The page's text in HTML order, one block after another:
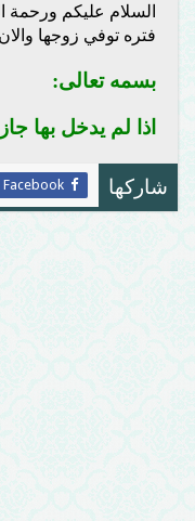
السلام عليكم ورحمة
فتره توفي زوجها
بسمه تعالى:
اذا لم يدخل بها
شاركها Facebook